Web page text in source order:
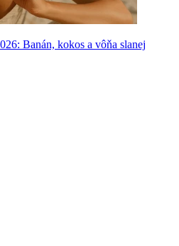
Banán, kokos a vôňa slanej